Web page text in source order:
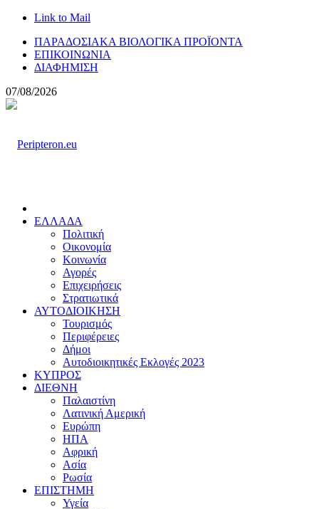
Link to Mail
ΠΑΡΑΔΟΣΙΑΚΑ ΒΙΟΛΟΓΙΚΑ ΠΡΟΪΟΝΤΑ
ΕΠΙΚΟΙΝΩΝΙΑ
ΔΙΑΦΗΜΙΣΗ
07/08/2026
ΕΛΛΑΔΑ
Πολιτική
Οικονομία
Κοινωνία
Αγορές
Επιχειρήσεις
Στρατιωτικά
ΑΥΤΟΔΙΟΙΚΗΣΗ
Τουρισμός
Περιφέρειες
Δήμοι
Αυτοδιοικητικές Εκλογές 2023
ΚΥΠΡΟΣ
ΔΙΕΘΝΗ
Παλαιστίνη
Λατινική Αμερική
Ευρώπη
ΗΠΑ
Αφρική
Ασία
Ρωσία
ΕΠΙΣΤΗΜΗ
Υγεία